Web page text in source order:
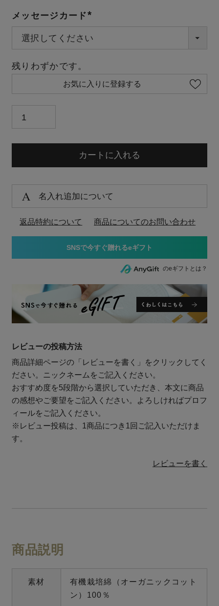
メッセージカード
(必
須)
残りわずかです。
お気に入りに登録する
カートに入れる
名入れ追加について
返品特約について 商品についてのお問い合わせ
のeギフトとは？
レビューの投稿方法
商品詳細ページの「レビューを書く」をクリックしてく
ださい。ニックネームをご記入ください。
おすすめ度を5段階から選択していただき、本文に商品
の感想やご要望をご記入ください。よろしければプロフ
ィールをご記入ください。
※レビュー投稿は、1商品につき1回ご記入いただけま
す。
レビューを書く
商品説明
素材
有機栽培綿（オーガニックコット
ン）100％